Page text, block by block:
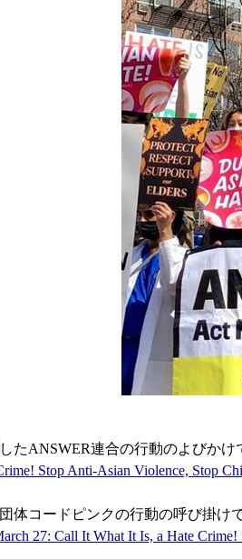
たANSWER連合の行動のよびかけ
Stop Anti-Asian Violence, Stop
体コードピンクの行動の呼び掛けで
27: Call It What It Is, a Hate